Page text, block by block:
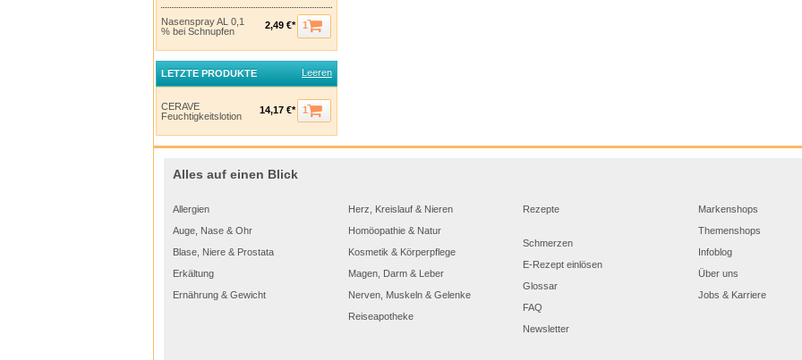
Nasenspray AL 0,1
% bei Schnupfen
2,49 €* 1
LETZTE PRODUKTE Leeren
CERAVE
Feuchtigkeitslotion
14,17 €* 1
Alles auf einen Blick
Allergien
Auge, Nase & Ohr
Blase, Niere & Prostata
Erkältung
Ernährung & Gewicht
Herz, Kreislauf & Nieren
Homöopathie & Natur
Kosmetik & Körperpflege
Magen, Darm & Leber
Nerven, Muskeln & Gelenke
Reiseapotheke
Rezepte
Schmerzen
E-Rezept einlösen
Glossar
FAQ
Newsletter
Markenshops
Themenshops
Infoblog
Über uns
Jobs & Karriere